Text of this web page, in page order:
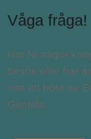
Våga fråga!
Har Ni frågor
besök eller har
inte att höra av
Gentele